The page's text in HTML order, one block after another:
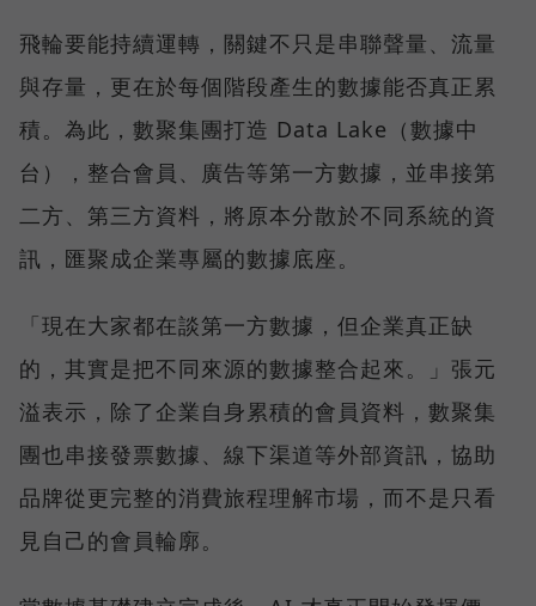
飛輪要能持續運轉，關鍵不只是串聯聲量、流量
與存量，更在於每個階段產生的數據能否真正累
積。為此，數聚集團打造 Data Lake（數據中
台），整合會員、廣告等第一方數據，並串接第
二方、第三方資料，將原本分散於不同系統的資
訊，匯聚成企業專屬的數據底座。
「現在大家都在談第一方數據，但企業真正缺
的，其實是把不同來源的數據整合起來。」張元
溢表示，除了企業自身累積的會員資料，數聚集
團也串接發票數據、線下渠道等外部資訊，協助
品牌從更完整的消費旅程理解市場，而不是只看
見自己的會員輪廓。